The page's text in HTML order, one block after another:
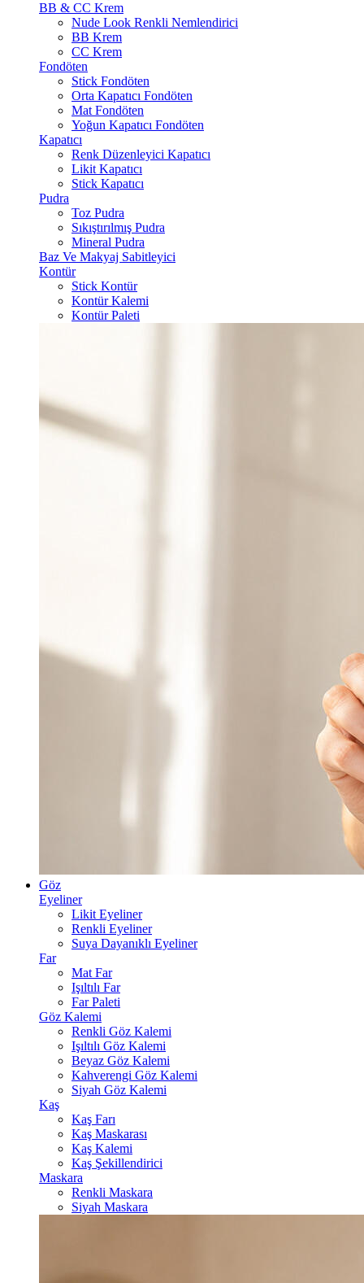
BB & CC Krem
Nude Look Renkli Nemlendirici
BB Krem
CC Krem
Fondöten
Stick Fondöten
Orta Kapatıcı Fondöten
Mat Fondöten
Yoğun Kapatıcı Fondöten
Kapatıcı
Renk Düzenleyici Kapatıcı
Likit Kapatıcı
Stick Kapatıcı
Pudra
Toz Pudra
Sıkıştırılmış Pudra
Mineral Pudra
Baz Ve Makyaj Sabitleyici
Kontür
Stick Kontür
Kontür Kalemi
Kontür Paleti
Göz
Eyeliner
Likit Eyeliner
Renkli Eyeliner
Suya Dayanıklı Eyeliner
Far
Mat Far
Işıltılı Far
Far Paleti
Göz Kalemi
Renkli Göz Kalemi
Işıltılı Göz Kalemi
Beyaz Göz Kalemi
Kahverengi Göz Kalemi
Siyah Göz Kalemi
Kaş
Kaş Farı
Kaş Maskarası
Kaş Kalemi
Kaş Şekillendirici
Maskara
Renkli Maskara
Siyah Maskara